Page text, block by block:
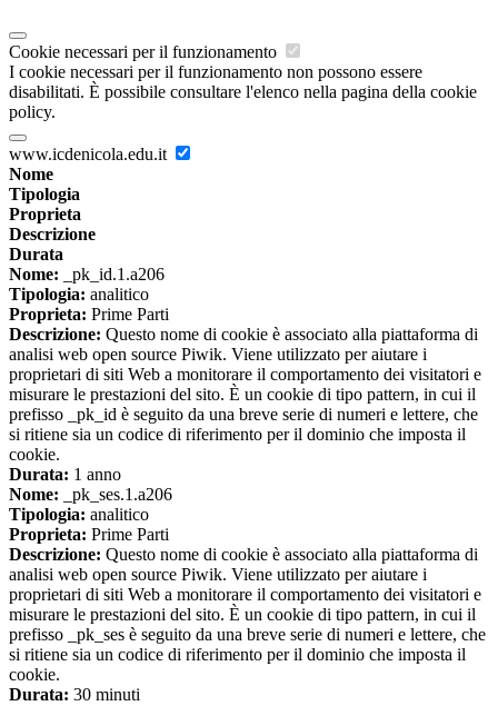
Cookie necessari per il funzionamento
I cookie necessari per il funzionamento non possono essere
disabilitati. È possibile consultare l'elenco nella pagina della cookie
policy.
www.icdenicola.edu.it
Nome
Tipologia
Proprieta
Descrizione
Durata
Nome: _pk_id.1.a206
Tipologia: analitico
Proprieta: Prime Parti
Descrizione: Questo nome di cookie è associato alla piattaforma di
analisi web open source Piwik. Viene utilizzato per aiutare i
proprietari di siti Web a monitorare il comportamento dei visitatori e
misurare le prestazioni del sito. È un cookie di tipo pattern, in cui il
prefisso _pk_id è seguito da una breve serie di numeri e lettere, che
si ritiene sia un codice di riferimento per il dominio che imposta il
cookie.
Durata: 1 anno
Nome: _pk_ses.1.a206
Tipologia: analitico
Proprieta: Prime Parti
Descrizione: Questo nome di cookie è associato alla piattaforma di
analisi web open source Piwik. Viene utilizzato per aiutare i
proprietari di siti Web a monitorare il comportamento dei visitatori e
misurare le prestazioni del sito. È un cookie di tipo pattern, in cui il
prefisso _pk_ses è seguito da una breve serie di numeri e lettere, che
si ritiene sia un codice di riferimento per il dominio che imposta il
cookie.
Durata: 30 minuti